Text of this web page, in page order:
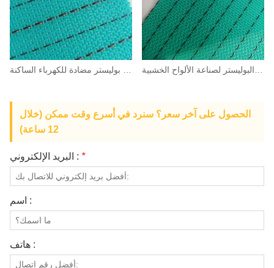
الحصول على آخر سعر؟ سنرد في أسرع وقت ممكن (خلال
12 ساعة)
البريد الإلكتروني : *
اسم :
هاتف :